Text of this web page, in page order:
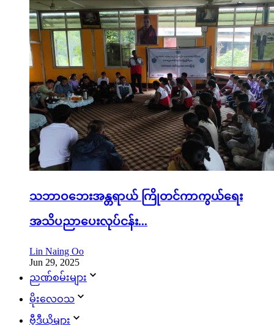
သဘာဝဘေးအန္တရာယ် ကြိုတင်ကာကွယ်ရေး
အသိပညာပေးလုပ်ငန်း...
Lin Naing Oo
Jun 29, 2025
ညဏ်စမ်းများ
မိုးလေဝသ
ဗွီဒီယိုများ